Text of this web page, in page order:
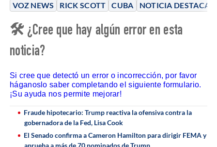
VOZ NEWS RICK SCOTT CUBA NOTICIA
🛠 ¿Cree que hay algún error en esta
noticia?
Si cree que detectó un error o incorrección, por favor
háganoslo saber completando el siguiente formulario.
¡Su ayuda nos permite mejorar!
Fraude hipotecario: Trump reactiva la ofensiva contra la
gobernadora de la Fed, Lisa Cook
El Senado confirma a Cameron Hamilton para dirigir FEMA y
aprueba a más de 70 nominados de Trump